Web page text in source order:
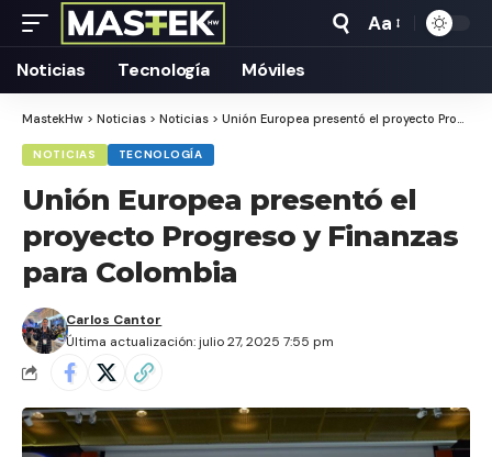
Tamaño
Aa
Noticias Tecnología Móviles
MastekHw > Noticias > Noticias > Unión Europea presentó el proyecto Progreso y Finanzas para Colombia
NOTICIAS TECNOLOGÍA
Unión Europea presentó el
proyecto Progreso y Finanzas
para Colombia
Última actualización: julio 27, 2025 7:55 pm
Carlos Cantor